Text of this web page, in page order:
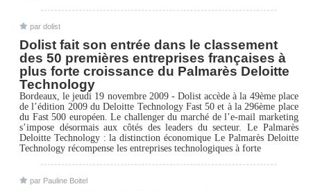
par dolist
Dolist fait son entrée dans le classement
des 50 premières entreprises françaises à
plus forte croissance du Palmarès Deloitte
Technology
Bordeaux, le jeudi 19 novembre 2009 - Dolist accède à la 49ème place
de l’édition 2009 du Deloitte Technology Fast 50 et à la 296ème place
du Fast 500 européen. Le challenger du marché de l’e-mail marketing
s’impose désormais aux côtés des leaders du secteur. Le Palmarès
Deloitte Technology : la distinction économique Le Palmarès Deloitte
Technology récompense les entreprises technologiques à forte
par Pauline Boitel